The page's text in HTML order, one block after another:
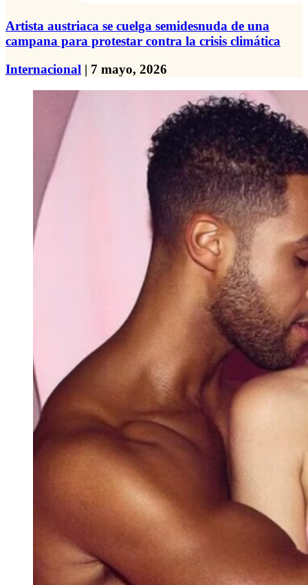
Artista austriaca se cuelga semidesnuda de una
campana para protestar contra la crisis climática
Internacional | 7 mayo, 2026